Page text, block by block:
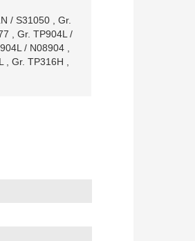
/ S31050, Gr.
Gr. TP904L /
/ N08904,
Gr. TP316H